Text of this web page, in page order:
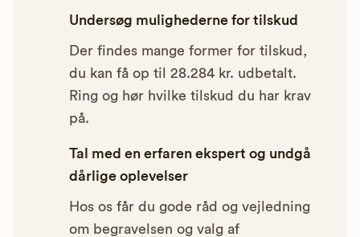
Undersøg mulighederne for tilskud
Der findes mange former for tilskud,
du kan få op til 28.284 kr. udbetalt.
Ring og hør hvilke tilskud du har krav
på.
Tal med en erfaren ekspert og undgå
dårlige oplevelser
Hos os får du gode råd og vejledning
om begravelsen og valg af